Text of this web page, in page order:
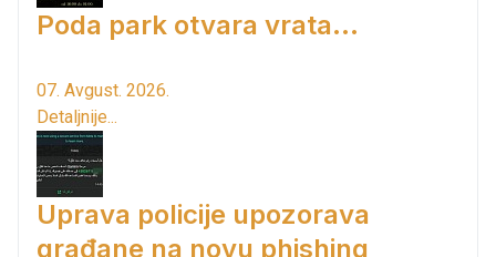
Poda park otvara vrata...
07. Avgust. 2026.
Detaljnije...
Uprava policije upozorava
građane na novu phishing